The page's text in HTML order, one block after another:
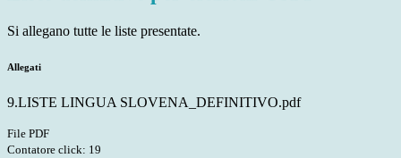
Si allegano tutte le liste presentate.
Allegati
9.LISTE LINGUA SLOVENA_DEFINITIVO.pdf
File PDF
Contatore click: 19